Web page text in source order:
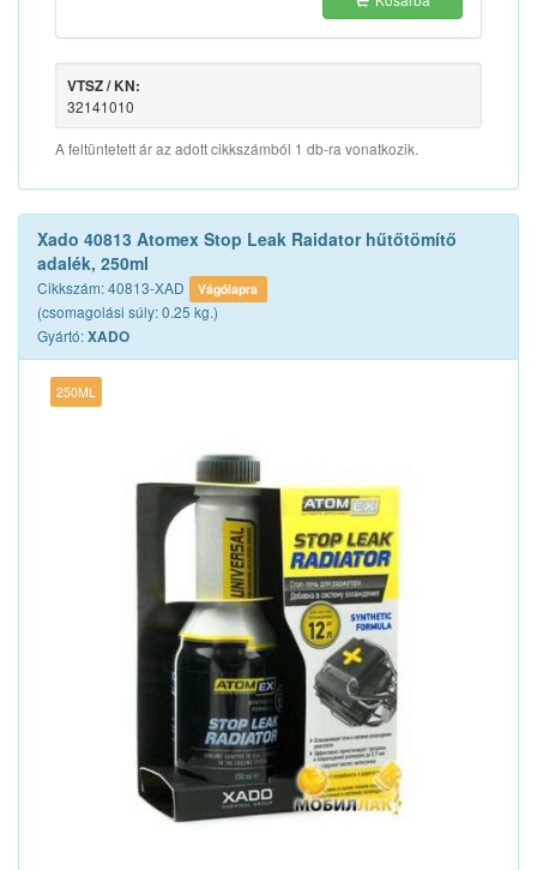
VTSZ / KN:
32141010
A feltüntetett ár az adott cikkszámból 1 db-ra vonatkozik.
Xado 40813 Atomex Stop Leak Raidator hűtőtömítő
adalék, 250ml
Cikkszám: 40813-XAD Vágólapra
(csomagolási súly: 0.25 kg.)
Gyártó:XADO
250ML